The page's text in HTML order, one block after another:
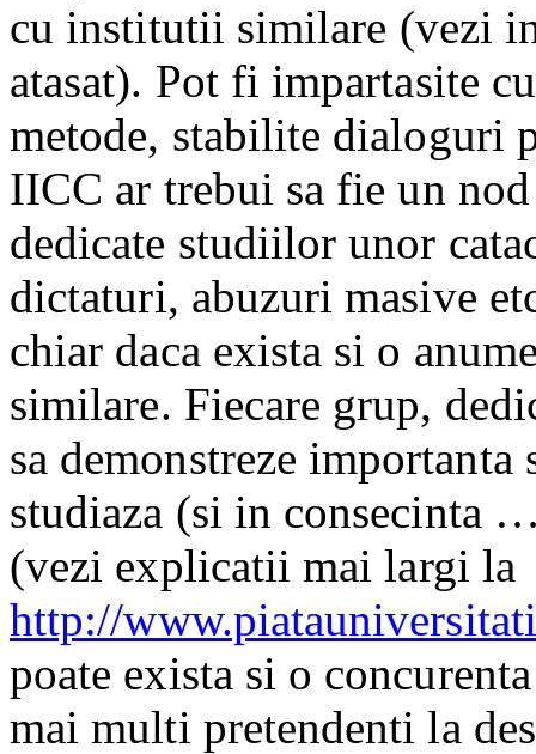
cu institutii similare (vezi
atasat). Pot fi impartasite
metode, stabilite dialoguri
IICC ar trebui sa fie un
dedicate studiilor unor
dictaturi, abuzuri masive
chiar daca exista si o
similare. Fiecare grup,
sa demonstreze
studiaza (si in consecinta
(vezi explicatii mai largi la
http://
poate exista si o
mai multi pretendenti la